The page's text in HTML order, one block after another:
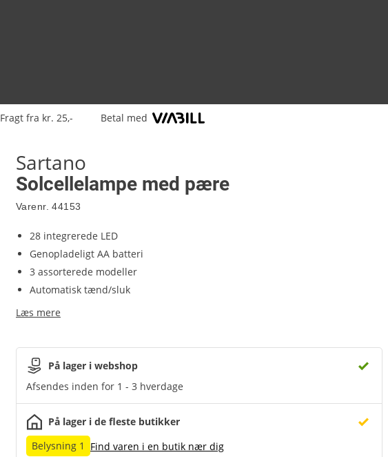
Fragt fra kr. 25,- Betal med
Sartano
Solcellelampe med pære
Varenr. 44153
28 integrerede LED
Genopladeligt AA batteri
3 assorterede modeller
Automatisk tænd/sluk
Læs mere
På lager i webshop
Afsendes inden for 1 - 3 hverdage
På lager i de fleste butikker
Belysning 1
Find varen i en butik nær dig